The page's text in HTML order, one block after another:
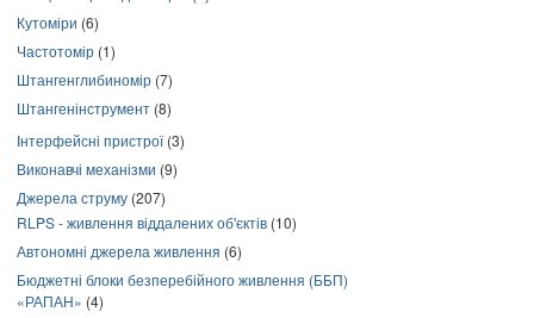
Кутоміри (6)
Частотомір (1)
Штангенглибиномір (7)
Штангенінструмент (8)
Інтерфейсні пристрої(3)
Виконавчі механізми (9)
Джерела струму (207)
RLPS - живлення віддалених об'єктів (10)
Автономні джерела живлення (6)
Бюджетні блоки безперебійного живлення (ББП)
«РАПАН» (4)